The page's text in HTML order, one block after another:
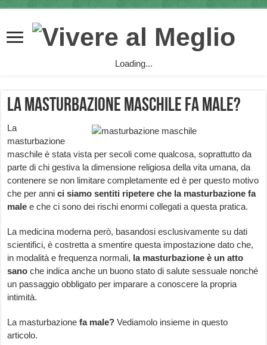
Loading...
La masturbazione maschile fa male?
La
masturbazione
maschile è stata vista per secoli come qualcosa, soprattutto da
parte di chi gestiva la dimensione religiosa della vita umana, da
contenere se non limitare completamente ed è per questo motivo
che per annici siamo sentiti ripetere che la masturbazione fa
male e che ci sono dei rischi enormi collegati a questa pratica.
La medicina moderna però, basandosi esclusivamente su dati
scientifici, è costretta a smentire questa impostazione dato che,
in modalità e frequenza normali, la masturbazione è un atto
sano che indica anche un buono stato di salute sessuale nonché
un passaggio obbligato per imparare a conoscere la propria
intimità.
La masturbazionefa male? Vediamolo insieme in questo
articolo.